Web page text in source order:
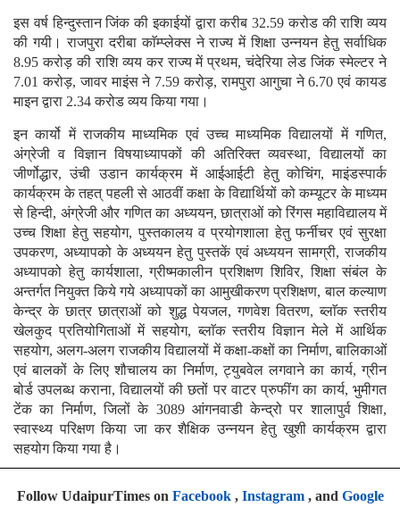
इस वर्ष हिन्दुस्तान जिंक की इकाईयों द्वारा करीब 32.59 करोड की राशि व्यय
की गयी। राजपुरा दरीबा काॅम्प्लेक्स ने राज्य में शिक्षा उन्नयन हेतु सर्वाधिक
8.95 करोड़ की राशि व्यय कर राज्य में प्रथम, चंदेरिया लेड जिंक स्मेल्टर ने
7.01 करोड़, जावर माइंस ने 7.59 करोड़, रामपुरा आगुचा ने 6.70 एवं कायड
माइन द्वारा 2.34 करोड व्यय किया गया।
इन कार्यो में राजकीय माध्यमिक एवं उच्च माध्यमिक विद्यालयों में गणित,
अंग्रेजी व विज्ञान विषयाध्यापकों की अतिरिक्त व्यवस्था, विद्यालयों का
जीर्णोद्धार, उंची उडान कार्यक्रम में आईआईटी हेतु कोचिंग, माइंडस्पार्क
कार्यक्रम के तहत् पहली से आठवीं कक्षा के विद्यार्थियों को कम्यूटर के माध्यम
से हिन्दी, अंग्रेजी और गणित का अध्ययन, छात्राओं को रिंगस महाविद्यालय में
उच्च शिक्षा हेतु सहयोग, पुस्तकालय व प्रयोगशाला हेतु फर्नीचर एवं सुरक्षा
उपकरण, अध्यापको के अध्ययन हेतु पुस्तकें एवं अध्ययन सामग्री, राजकीय
अध्यापको हेतु कार्यशाला, ग्रीष्मकालीन प्रशिक्षण शिविर, शिक्षा संबंल के
अन्तर्गत नियुक्त किये गये अध्यापकों का आमुखीकरण प्रशिक्षण, बाल कल्याण
केन्द्र के छात्र छात्राओं को शुद्ध पेयजल, गणवेश वितरण, ब्लाॅक स्तरीय
खेलकुद प्रतियोगिताओं में सहयोग, ब्लाॅक स्तरीय विज्ञान मेले में आर्थिक
सहयोग, अलग-अलग राजकीय विद्यालयों में कक्षा-कक्षों का निर्माण, बालिकाओं
एवं बालकों के लिए शौचालय का निर्माण, ट्युबवेल लगवाने का कार्य, ग्रीन
बोर्ड उपलब्ध कराना, विद्यालयों की छतों पर वाटर प्रुफींग का कार्य, भुमीगत
टेंक का निर्माण, जिलों के 3089 आंगनवाडी केन्द्रो पर शालापुर्व शिक्षा,
स्वास्थ्य परिक्षण किया जा कर शैक्षिक उन्नयन हेतु खुशी कार्यक्रम द्वारा
सहयोग किया गया है।
Follow UdaipurTimes on Facebook, Instagram, and Google